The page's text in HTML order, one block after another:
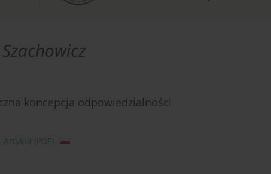
koncepcja odpowiedzialności
Artykuł (PDF)